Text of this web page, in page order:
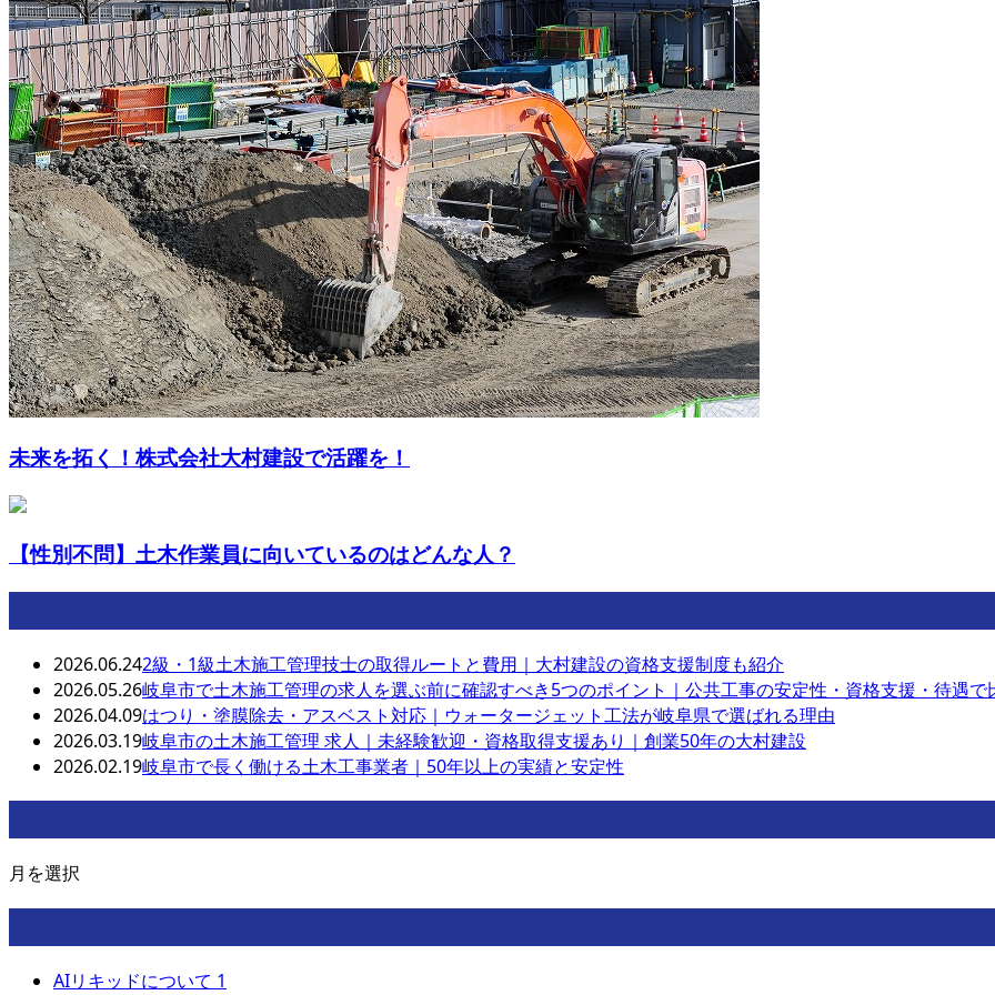
未来を拓く！株式会社大村建設で活躍を！
【性別不問】土木作業員に向いているのはどんな人？
2026.06.242級・1級土木施工管理技士の取得ルートと費用｜大村建設の資格支援制度も紹介
2026.05.26岐阜市で土木施工管理の求人を選ぶ前に確認すべき5つのポイント｜公共工事の安定性・資格支援・待遇で
2026.04.09はつり・塗膜除去・アスベスト対応｜ウォータージェット工法が岐阜県で選ばれる理由
2026.03.19岐阜市の土木施工管理 求人｜未経験歓迎・資格取得支援あり｜創業50年の大村建設
2026.02.19岐阜市で長く働ける土木工事業者｜50年以上の実績と安定性
月を選択
AIリキッドについて 1